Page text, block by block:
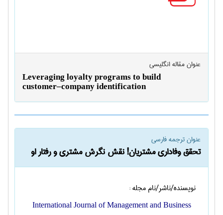
عنوان مقاله انگليسی
Leveraging loyalty programs to build
customer–company identification
عنوان ترجمه فارسی
تحقق وفاداری مشتریان! نقش نگرش مشتری و رفتار او
نویسنده/ناشر/نام مجله :
International Journal of Management and Business